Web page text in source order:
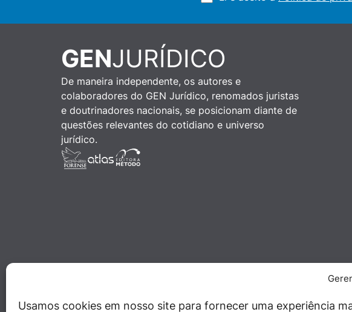
Usamos cookies em nosso site para fornecer uma experiência
GENJURÍDICO
De maneira independente, os autores e
colaboradores do GEN Jurídico, renomados juristas
e doutrinadores nacionais, se posicionam diante de
questões relevantes do cotidiano e universo
jurídico.